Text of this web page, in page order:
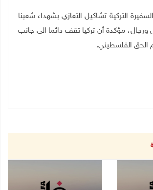
التركية تشاكيل التعازي بشهداء شعبنا
مؤكدة أن تركيا تقف دائما الى جانب
الفلسطيني.